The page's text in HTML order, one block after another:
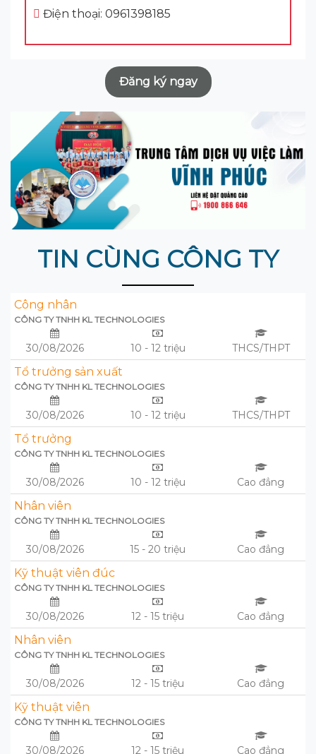
Điện thoại: 0961398185
Đăng ký ngay
TIN CÙNG CÔNG TY
Công nhân
CÔNG TY TNHH KL TECHNOLOGIES
30/08/2026 10 - 12 triệu THCS/THPT
Tổ trưởng sản xuất
CÔNG TY TNHH KL TECHNOLOGIES
30/08/2026 10 - 12 triệu THCS/THPT
Tổ trưởng
CÔNG TY TNHH KL TECHNOLOGIES
30/08/2026 10 - 12 triệu Cao đẳng
Nhân viên
CÔNG TY TNHH KL TECHNOLOGIES
30/08/2026 15 - 20 triệu Cao đẳng
Kỹ thuật viên đúc
CÔNG TY TNHH KL TECHNOLOGIES
30/08/2026 12 - 15 triệu Cao đẳng
Nhân viên
CÔNG TY TNHH KL TECHNOLOGIES
30/08/2026 12 - 15 triệu Cao đẳng
Kỹ thuật viên
CÔNG TY TNHH KL TECHNOLOGIES
30/08/2026 12 - 15 triệu Cao đẳng